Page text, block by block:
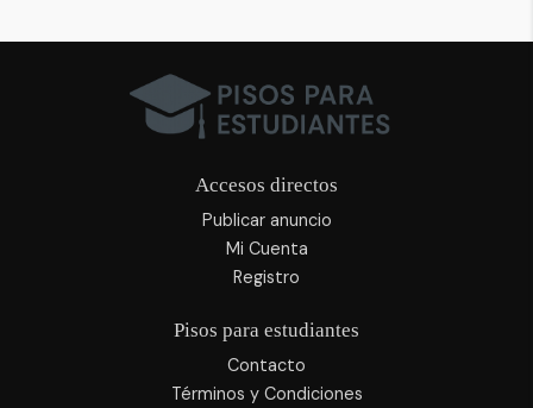
Accesos directos
Publicar anuncio
Mi Cuenta
Registro
Pisos para estudiantes
Contacto
Términos y Condiciones